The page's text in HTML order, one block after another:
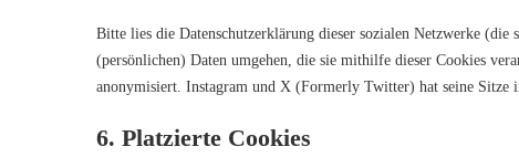
Bitte lies die Datenschutzerklärung dieser sozialen Netzwerke
(persönlichen) Daten umgehen, die sie mithilfe dieser Cookies
anonymisiert. Instagram und X (Formerly Twitter) hat seine Sitze
6. Platzierte Cookies